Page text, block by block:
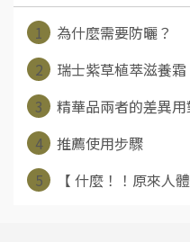
1
為什麼需要防曬？
2
瑞士紫草植萃滋養霜
3
精華品兩者的差異用
4
推薦使用步驟
5
【 什麼！！原來人